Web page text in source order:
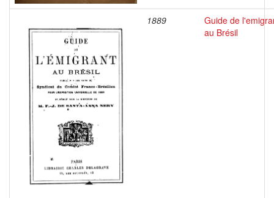
1889
Guide de
au Brésil